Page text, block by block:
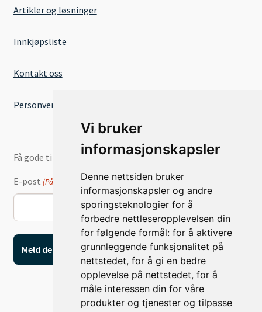
Vi bruker
informasjonskapsler
Denne nettsiden bruker
informasjonskapsler og andre
sporingsteknologier for å
forbedre nettleseropplevelsen din
for følgende formål: for å aktivere
grunnleggende funksjonalitet på
nettstedet, for å gi en bedre
opplevelse på nettstedet, for å
måle interessen din for våre
produkter og tjenester og tilpasse
Artikler og løsninger
Innkjøpsliste
Kontakt oss
Personvernserklæring
Få gode tilbud og nyheter på e-post
E-post (Påkrevd)